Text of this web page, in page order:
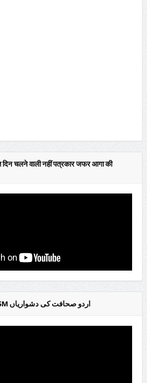
दिन चलने वाली नहीं पत्रकार जफर आगा की
URDU JOURNALISM اردو صحافت کی دشواریاں